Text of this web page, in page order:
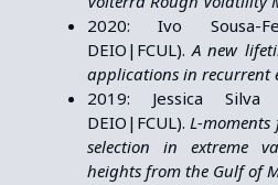
2020: Ivo Sousa-
DEIO|FCUL).A new
applications in recurrent
2019: Jessica
DEIO|FCUL). L-
selection in extreme
heights from the Gulf of